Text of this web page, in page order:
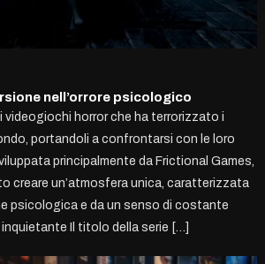
nell’orrore psicologico
videogiochi horror che ha terrorizzato i
portandoli a confrontarsi con le loro
principalmente da Frictional Games,
creare un’atmosfera unica, caratterizzata
psicologica e da un senso di costante
inquietante Il titolo della serie […]